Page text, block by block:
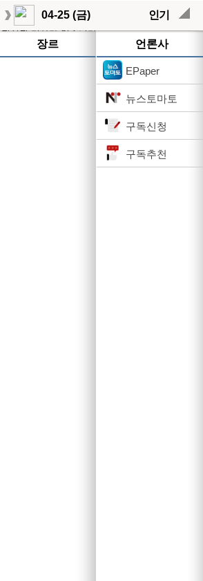
04-25 (금) 인기
장르 언론사
EPaper
뉴스토마토
구독신청
구독추천
작성된 기사가 없습니다.